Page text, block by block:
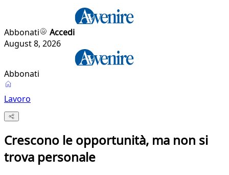
Abbonati
Accedi
August 8, 2026
Abbonati
Lavoro
Crescono le opportunità, ma non si
trova personale